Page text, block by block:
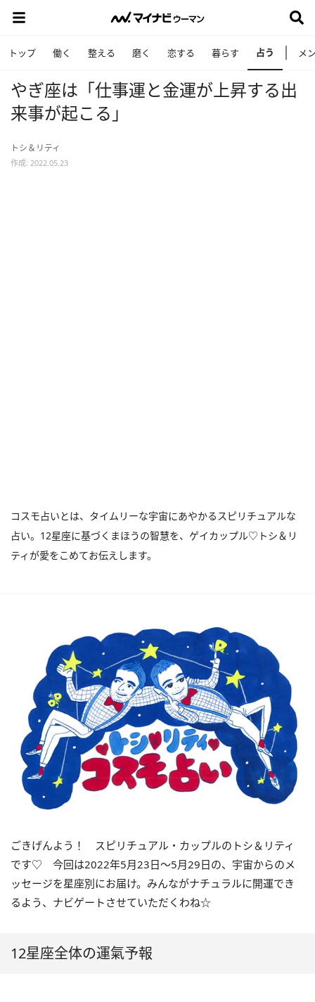
トップ 働く 整える 磨く 恋する 暮らす 占う メ
やぎ座は「仕事運と金運が上昇する出
来事が起こる」
トシ＆リティ
作成: 2022.05.23
コスモ占いとは、タイムリーな宇宙にあやかるスピリチュアルな
占い。12星座に基づくまほうの智慧を、ゲイカップル♡トシ＆リ
ティが愛をこめてお伝えします。
ごきげんよう！ スピリチュアル・カップルのトシ＆リティ
です♡ 今回は2022年5月23日〜5月29日の、宇宙からのメ
ッセージを星座別にお届け。みんながナチュラルに開運でき
るよう、ナビゲートさせていただくわね☆
12星座全体の運氣予報